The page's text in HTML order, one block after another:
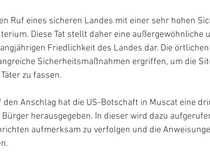
Ruf eines sicheren Landes mit einer sehr hohen
Diese Tat stellt daher eine außergewöhnliche
Friedlichkeit des Landes dar. Die
Sicherheitsmaßnahmen ergriffen, um die
zu fassen.
den Anschlag hat die US-Botschaft in Muscat eine
herausgegeben. In dieser wird dazu
aufmerksam zu verfolgen und die